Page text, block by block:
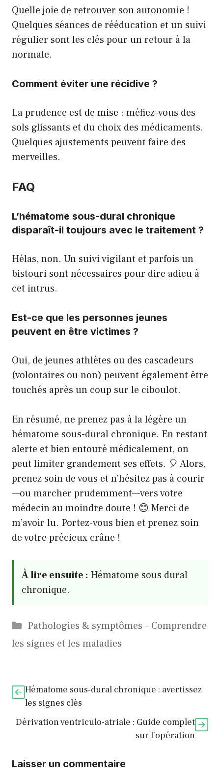
Quelle joie de retrouver son autonomie !
Quelques séances de rééducation et un suivi
régulier sont les clés pour un retour à la
normale.
Comment éviter une récidive ?
La prudence est de mise : méfiez-vous des
sols glissants et du choix des médicaments.
Quelques ajustements peuvent faire des
merveilles.
FAQ
L’hématome sous-dural chronique
disparaît-il toujours avec le traitement ?
Hélas, non. Un suivi vigilant et parfois un
bistouri sont nécessaires pour dire adieu à
cet intrus.
Est-ce que les personnes jeunes
peuvent en être victimes ?
Oui, de jeunes athlètes ou des cascadeurs
(volontaires ou non) peuvent également être
touchés après un coup sur le ciboulot.
En résumé, ne prenez pas à la légère un
hématome sous-dural chronique. En restant
alerte et bien entouré médicalement, on
peut limiter grandement ses effets. 🎈 Alors,
prenez soin de vous et n’hésitez pas à courir
—ou marcher prudemment—vers votre
médecin au moindre doute ! 😊 Merci de
m’avoir lu. Portez-vous bien et prenez soin
de votre précieux crâne !
À lire ensuite : Hématome sous dural
chronique.
Catégories
Pathologies & symptômes – Comprendre
les signes et les maladies
Hématome sous-dural chronique : avertissez
les signes clés
Dérivation ventriculo-atriale : Guide complet
sur l’opération
Laisser un commentaire